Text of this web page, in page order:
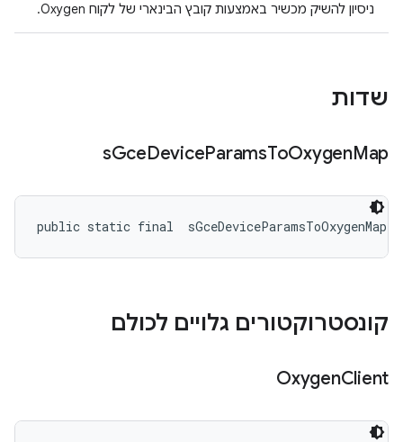
ניסיון להשיק מכשיר באמצעות קובץ הבינארי של לקוח Oxygen.
שדות
sGceDeviceParamsToOxygenMap
public static final sGceDeviceParamsToOxygenMap
קונסטרוקטורים גלויים לכולם
OxygenClient